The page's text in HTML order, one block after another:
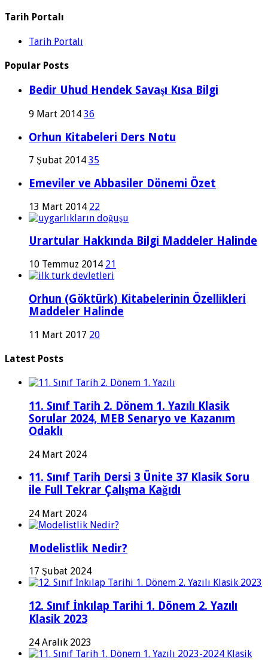
Tarih Portalı
Tarih Portalı
Popular Posts
Bedir Uhud Hendek Savaşı Kısa Bilgi
9 Mart 2014 36
Orhun Kitabeleri Ders Notu
7 Şubat 2014 35
Emeviler ve Abbasiler Dönemi Özet
13 Mart 2014 22
Urartular Hakkında Bilgi Maddeler Halinde
10 Temmuz 2014 21
Orhun (Göktürk) Kitabelerinin Özellikleri
Maddeler Halinde
11 Mart 2017 20
Latest Posts
11. Sınıf Tarih 2. Dönem 1. Yazılı Klasik
Sorular 2024, MEB Senaryo ve Kazanım
Odaklı
24 Mart 2024
11. Sınıf Tarih Dersi 3 Ünite 37 Klasik Soru
ile Full Tekrar Çalışma Kağıdı
24 Mart 2024
Modelistlik Nedir?
17 Şubat 2024
12. Sınıf İnkılap Tarihi 1. Dönem 2. Yazılı
Klasik 2023
24 Aralık 2023